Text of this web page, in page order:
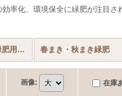
率化、環境保全に緑肥が注目
【タネ】景観用・緑肥用 (全商品) 春まき・秋まき緑肥
画像: 在庫